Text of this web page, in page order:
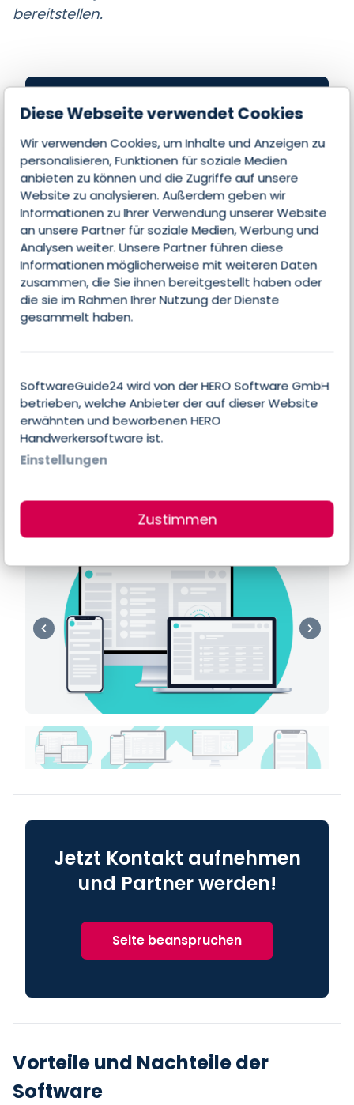
Diese Webseite verwendet Cookies
Wir verwenden Cookies, um Inhalte und Anzeigen zu
personalisieren, Funktionen für soziale Medien
anbieten zu können und die Zugriffe auf unsere
Website zu analysieren. Außerdem geben wir
Informationen zu Ihrer Verwendung unserer Website
an unsere Partner für soziale Medien, Werbung und
Analysen weiter. Unsere Partner führen diese
Informationen möglicherweise mit weiteren Daten
zusammen, die Sie ihnen bereitgestellt haben oder
die sie im Rahmen Ihrer Nutzung der Dienste
gesammelt haben.
SoftwareGuide24 wird von der HERO Software GmbH
betrieben, welche Anbieter der auf dieser Website
erwähnten und beworbenen HERO
Handwerkersoftware ist.
Einstellungen
Zustimmen
bereitstellen.
Jetzt Kontakt aufnehmen
und Partner werden!
Seite beanspruchen
Alle Features
des Anbieters zu Features und Funktionen
dieser Software vor.
Produktbilder & Screenshots
Jetzt Kontakt aufnehmen
und Partner werden!
Seite beanspruchen
Vorteile und Nachteile der
Software